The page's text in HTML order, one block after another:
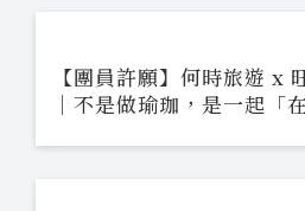
【團員許願】何時旅遊 x
｜不是做瑜珈，是一起「在